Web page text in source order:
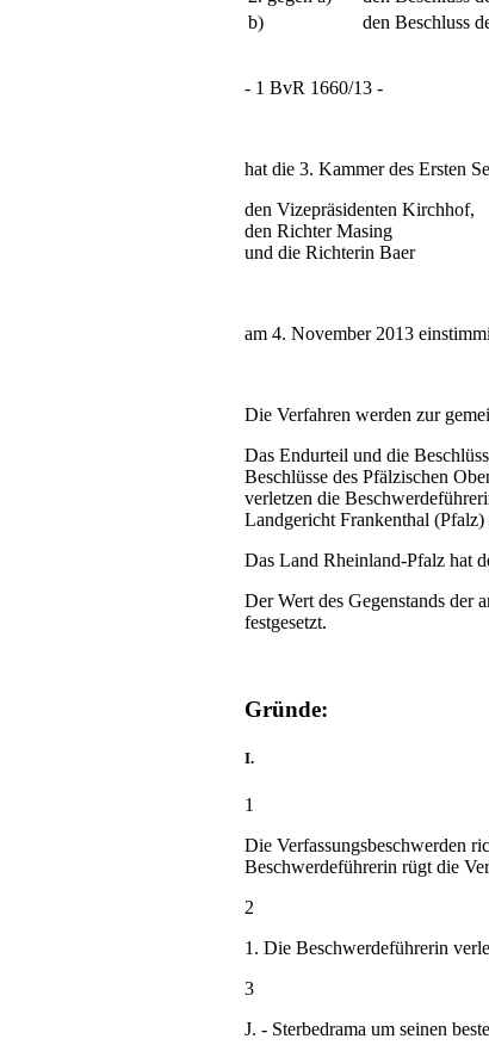
b)
den Beschluss
- 1 BvR 1660/13 -
hat die 3. Kammer des Ersten
den Vizepräsidenten Kirchhof,
den Richter Masing
und die Richterin Baer
am 4. November 2013
Die Verfahren werden zur
Das Endurteil und die
Beschlüsse des Pfälzischen
verletzen die
Landgericht Frankenthal
Das Land Rheinland-Pfalz hat
Der Wert des Gegenstands der
festgesetzt.
Gründe:
I.
1
Die Verfassungsbeschwerden
Beschwerdeführerin rügt die
2
1. Die Beschwerdeführerin
3
J. - Sterbedrama um seinen